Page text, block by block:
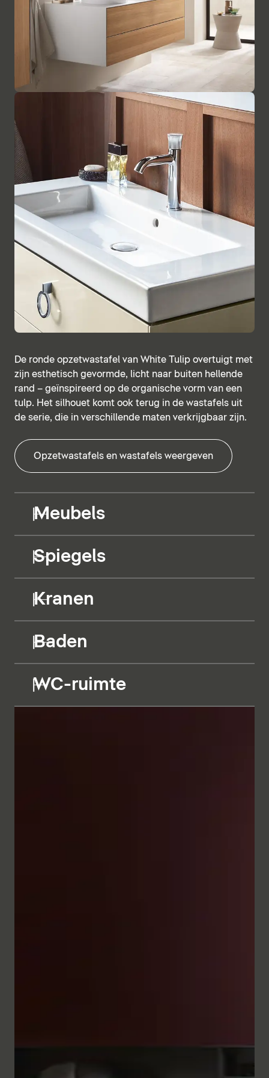
De ronde opzetwastafel van White Tulip overtuigt met
zijn esthetisch gevormde, licht naar buiten hellende
rand – geïnspireerd op de organische vorm van een
tulp. Het silhouet komt ook terug in de wastafels uit
de serie, die in verschillende maten verkrijgbaar zijn.
Opzetwastafels en wastafels weergeven
Meubels
Spiegels
Kranen
Baden
WC-ruimte